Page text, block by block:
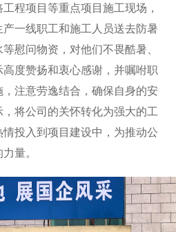
程项目等重点项目施工现场，
一线职工和施工人员送去防暑
慰问物资，对他们不畏酷暑、
度赞扬和衷心感谢，并嘱咐职
注意劳逸结合，确保自身的安
将公司的关怀转化为强大的工
投入到项目建设中，为推动公
量。